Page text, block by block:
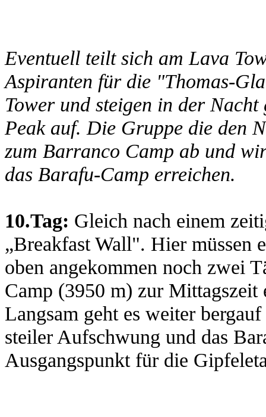
Eventuell teilt sich am Lava
Aspiranten für die "Thomas-
Tower und steigen in der
Peak auf. Die Gruppe die den
zum Barranco Camp ab und
das Barafu-Camp erreichen.
10.Tag: Gleich nach einem
„Breakfast Wall". Hier müssen
oben angekommen noch zwei
Camp (3950 m) zur
Langsam geht es weiter
steiler Aufschwung und das
Ausgangspunkt für die